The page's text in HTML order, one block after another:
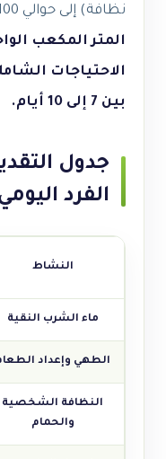
نظافة) إلى حوالي 100-150 لتراً يومياً. هذا يعني أن
الاحتياجات
بين 7 إلى 10 أيام.
جدول
الفرد
النشاط
ماء الشرب النقية
الطهي وإعداد
النظافة الشخصية
والحمام